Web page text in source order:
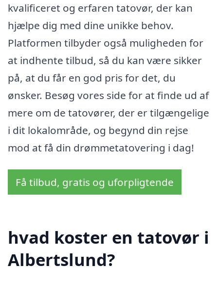
kvalificeret og erfaren tatovør, der kan
hjælpe dig med dine unikke behov.
Platformen tilbyder også muligheden for
at indhente tilbud, så du kan være sikker
på, at du får en god pris for det, du
ønsker. Besøg vores side for at finde ud af
mere om de tatovører, der er tilgængelige
i dit lokalområde, og begynd din rejse
mod at få din drømmetatovering i dag!
Få tilbud, gratis og uforpligtende
hvad koster en tatovør i
Albertslund?